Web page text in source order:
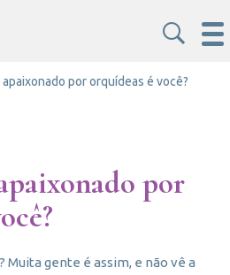
por orquídeas é você?
por
Muita gente é assim, e não vê a